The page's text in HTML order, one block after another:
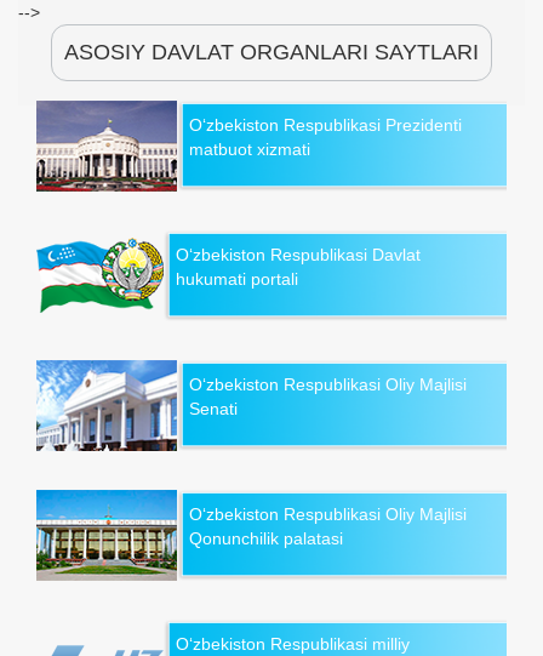
-->
ASOSIY DAVLAT ORGANLARI SAYTLARI
O‘zbekiston Respublikasi Prezidenti
matbuot xizmati
O‘zbekiston Respublikasi Davlat
hukumati portali
O‘zbekiston Respublikasi Oliy Majlisi
Senati
O‘zbekiston Respublikasi Oliy Majlisi
Qonunchilik palatasi
O‘zbekiston Respublikasi milliy